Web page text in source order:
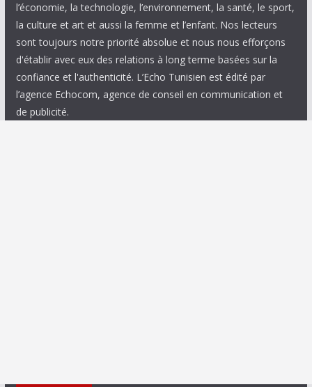
l’économie, la technologie, l’environnement, la santé, le sport,
la culture et art et aussi la femme et l’enfant. Nos lecteurs
sont toujours notre priorité absolue et nous nous efforçons
d'établir avec eux des relations à long terme basées sur la
confiance et l'authenticité. L’Echo Tunisien est édité par
l’agence Echocom, agence de conseil en communication et
de publicité.